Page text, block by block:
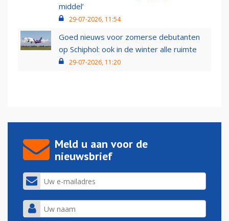
middel’
29-07-2026, 11:54
Goed nieuws voor zomerse debutanten
op Schiphol: ook in de winter alle ruimte
29-07-2026, 11:20
Meld u aan voor de
nieuwsbrief